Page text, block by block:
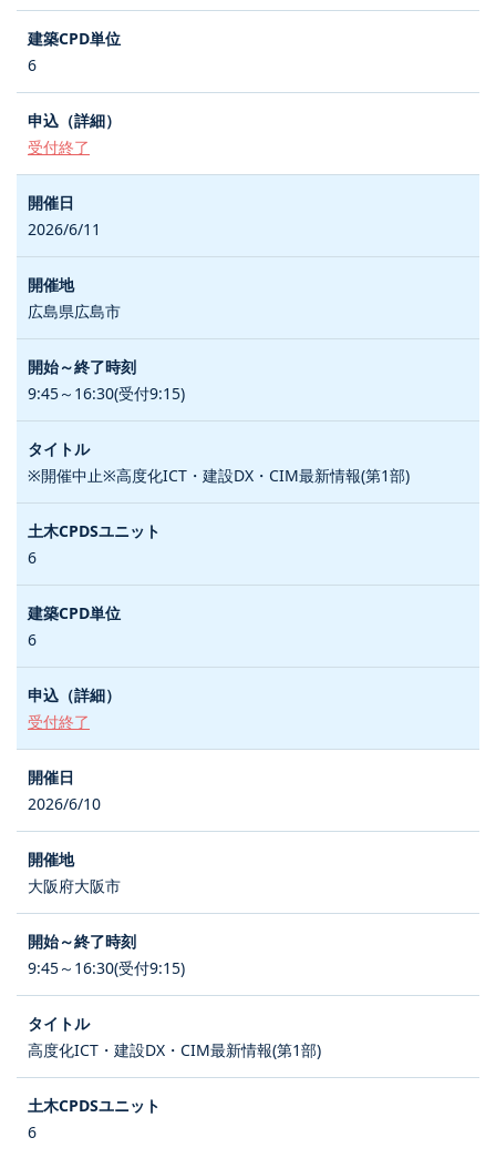
6
受付終了
2026/6/11
広島県広島市
9:45～16:30(受付9:15)
※開催中止※高度化ICT・建設DX・CIM最新情報(第1部)
6
6
受付終了
2026/6/10
大阪府大阪市
9:45～16:30(受付9:15)
高度化ICT・建設DX・CIM最新情報(第1部)
6